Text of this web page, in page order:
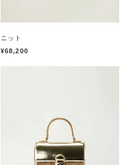
ニット
¥68,200